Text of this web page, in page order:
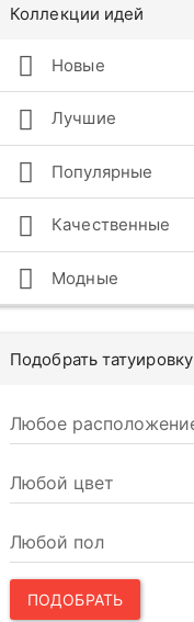
Коллекции идей
Новые
Лучшие
Популярные
Качественные
Модные
Подобрать татуировку
ПОДОБРАТЬ